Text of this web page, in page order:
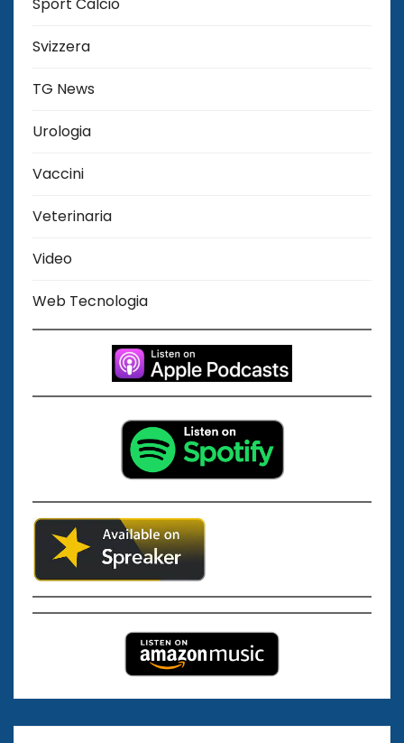
Sport Calcio
Svizzera
TG News
Urologia
Vaccini
Veterinaria
Video
Web Tecnologia